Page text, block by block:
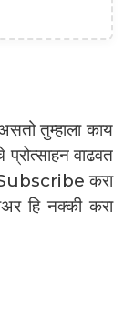
तुम्हाला काय
वाढवत
करा
हि नक्की करा